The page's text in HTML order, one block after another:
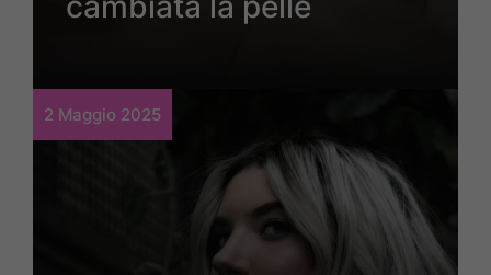
2 Maggio 2025